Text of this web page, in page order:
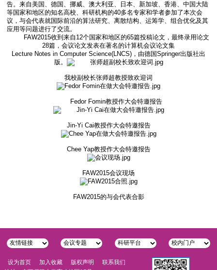
告。来自美国、德国、挪威、澳大利亚、日本、新加坡、香港、中国大陆
等国家和地区的知名高校、科研机构的40多名专家和学者参加了本次会
议，与会代表就国际前沿的算法研究、离散结构、运筹学、组合优化及其
应用等问题进行了交流。
FAW2015收到来自12个国家和地区的65篇投稿论文，最终录用论文
28篇，会议论文发表在著名的计算机会议论文集
Lecture Notes in Computer Science(LNCS)，由德国Springer出版社出
版。
我校副校长张师超教授致欢迎词
Fedor Fomin教授作大会特邀报告
Jin-Yi Cai教授作大会特邀报告
Chee Yap教授作大会特邀报告
FAW2015会议现场
FAW2015的与会代表合影
设为首页 加入收藏 版权声明
联系我们